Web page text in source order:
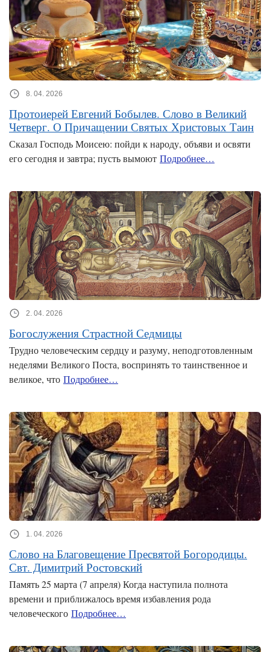
8. 04. 2026
Протоиерей Евгений Бобылев. Слово в Великий
Четверг. О Причащении Святых Христовых Таин
Сказал Господь Моисею: пойди к народу, объяви и освяти
его сегодня и завтра; пусть вымоют Подробнее…
2. 04. 2026
Богослужения Страстной Седмицы
Трудно человеческим сердцу и разуму, неподготовленным
неделями Великого Поста, воспринять то таинственное и
великое, что Подробнее…
1. 04. 2026
Слово на Благовещение Пресвятой Богородицы.
Свт. Димитрий Ростовский
Память 25 марта (7 апреля) Когда наступила полнота
времени и приближалось время избавления рода
человеческого Подробнее…